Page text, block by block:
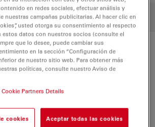
60 cm 5 cm 3 cm
2 Value
liters
en redes sociales, efectuar análisis y
nuestras campañas publicitarias. Al hacer clic en
usted otorga su consentimiento al respecto
estos datos con nuestros socios (consulte el
que lo desee, puede cambiar sus
en la sección “Configuración de
de nuestro sitio web. Para obtener más
políticas, consulte nuestro Aviso de
Partners Details
cookies Aceptar todas las cookies